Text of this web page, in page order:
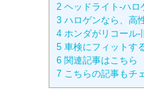
2 ヘッドライト-ハロ
3 ハロゲンなら、高
4 ホンダがリコール
5 車検にフィットす
6 関連記事はこちら
7 こちらの記事もチ